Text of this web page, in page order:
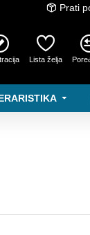
Prati
Lista želja